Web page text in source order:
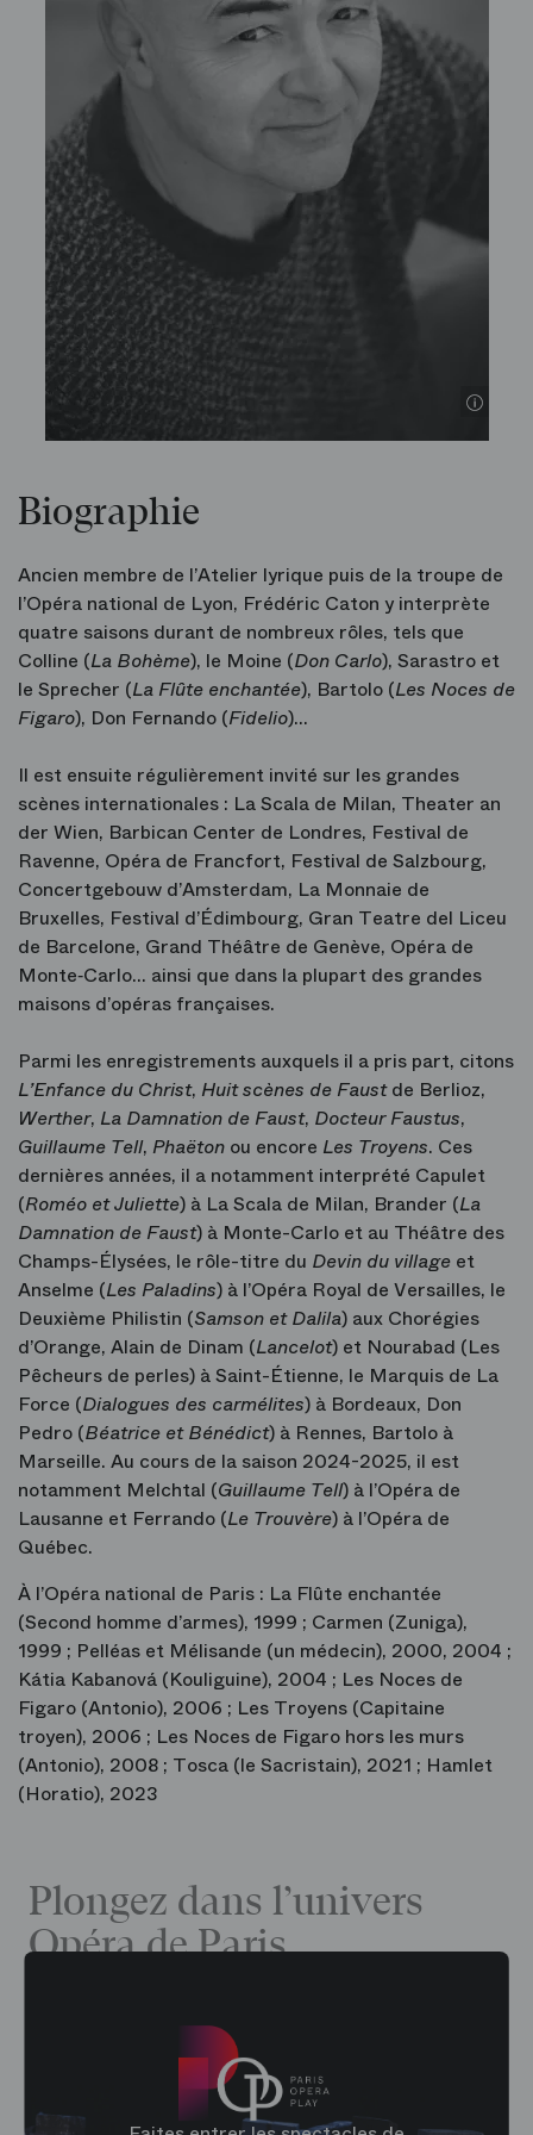
Biographie
Ancien membre de l’Atelier lyrique puis de la troupe de
l’Opéra national de Lyon, Frédéric Caton y interprète
quatre saisons durant de nombreux rôles, tels que
Colline (La Bohème), le Moine (Don Carlo), Sarastro et
le Sprecher (La Flûte enchantée), Bartolo (Les Noces de
Figaro), Don Fernando (Fidelio)…
Il est ensuite régulièrement invité sur les grandes
scènes internationales : La Scala de Milan, Theater an
der Wien, Barbican Center de Londres, Festival de
Ravenne, Opéra de Francfort, Festival de Salzbourg,
Concertgebouw d’Amsterdam, La Monnaie de
Bruxelles, Festival d’Édimbourg, Gran Teatre del Liceu
de Barcelone, Grand Théâtre de Genève, Opéra de
Monte‑Carlo… ainsi que dans la plupart des grandes
maisons d’opéras françaises.
Parmi les enregistrements auxquels il a pris part, citons
L’Enfance du Christ, Huit scènes de Faustde Berlioz,
Werther, La Damnation de Faust, Docteur Faustus,
Guillaume Tell, Phaëton ou encore Les Troyens. Ces
dernières années, il a notamment interprété Capulet
(Roméo et Juliette) à La Scala de Milan, Brander (La
Damnation de Faust) à Monte-Carlo et au Théâtre des
Champs-Élysées, le rôle-titre du Devin du village et
Anselme (Les Paladins) à l’Opéra Royal de Versailles, le
Deuxième Philistin (Samson et Dalila) aux Chorégies
d’Orange, Alain de Dinam (Lancelot) et Nourabad (Les
Pêcheurs de perles) à Saint-Étienne, le Marquis de La
Force (Dialogues des carmélites) à Bordeaux, Don
Pedro (Béatrice et Bénédict) à Rennes, Bartolo à
Marseille. Au cours de la saison 2024-2025, il est
notamment Melchtal (Guillaume Tell) à l’Opéra de
Lausanne et Ferrando (Le Trouvère) à l’Opéra de
Québec.
À l’Opéra national de Paris : La Flûte enchantée
(Second homme d’armes), 1999 ; Carmen (Zuniga),
1999 ; Pelléas et Mélisande (un médecin), 2000, 2004 ;
Kátia Kabanová (Kouliguine), 2004 ; Les Noces de
Figaro (Antonio), 2006 ; Les Troyens (Capitaine
troyen), 2006 ; Les Noces de Figaro hors les murs
(Antonio), 2008 ; Tosca (le Sacristain), 2021 ; Hamlet
(Horatio), 2023
Plongez dans l’univers
Opéra de Paris